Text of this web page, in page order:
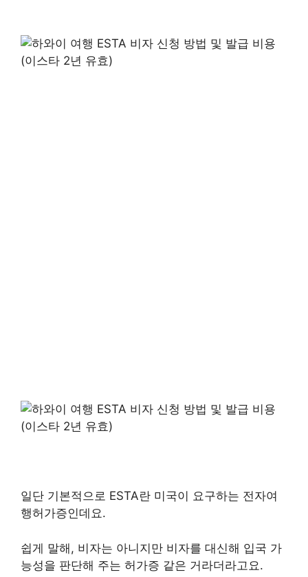
일단 기본적으로 ESTA란 미국이 요구하는 전자여
행허가증인데요.
쉽게 말해, 비자는 아니지만 비자를 대신해 입국 가
능성을 판단해 주는 허가증 같은 거라더라고요.